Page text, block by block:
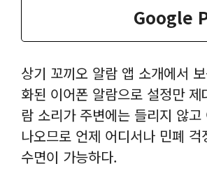
Google
상기 꼬끼오 알람 앱 소개에서
화된 이어폰 알람으로 설정만
람 소리가 주변에는 들리지 않고
나오므로 언제 어디서나 민폐
수면이 가능하다.